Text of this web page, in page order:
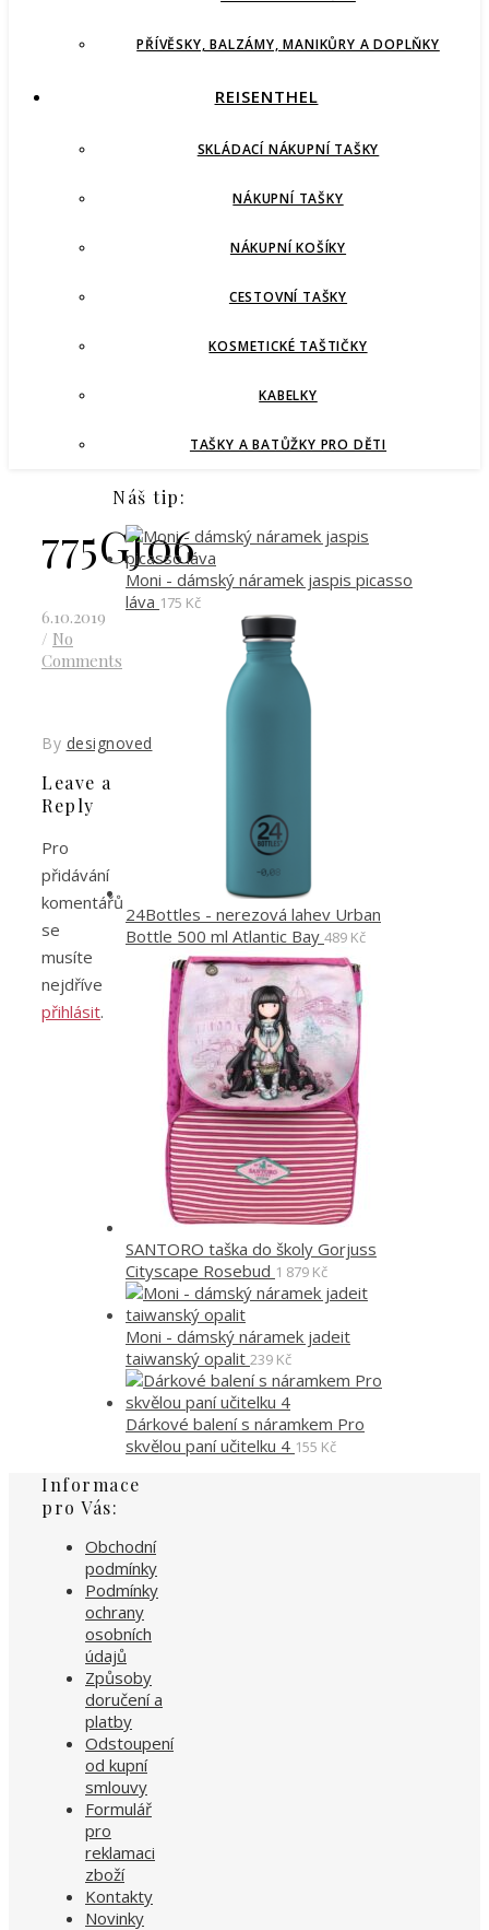
PŘÍVĚSKY, BALZÁMY, MANIKŮRY A DOPLŇKY
REISENTHEL
SKLÁDACÍ NÁKUPNÍ TAŠKY
NÁKUPNÍ TAŠKY
NÁKUPNÍ KOŠÍKY
CESTOVNÍ TAŠKY
KOSMETICKÉ TAŠTIČKY
KABELKY
TAŠKY A BATŮŽKY PRO DĚTI
775GJ06
6.10.2019
/ No
Comments
By designoved
Leave a
Reply
Pro
přidávání
komentářů
se
musíte
nejdříve
přihlásit.
Náš tip:
Moni - dámský náramek jaspis picasso
láva 175 Kč
24Bottles - nerezová lahev Urban
Bottle 500 ml Atlantic Bay 489 Kč
SANTORO taška do školy Gorjuss
Cityscape Rosebud 1 879 Kč
Moni - dámský náramek jadeit
taiwanský opalit 239 Kč
Dárkové balení s náramkem Pro
skvělou paní učitelku 4 155 Kč
Informace
pro Vás:
Obchodní
podmínky
Podmínky
ochrany
osobních
údajů
Způsoby
doručení a
platby
Odstoupení
od kupní
smlouvy
Formulář
pro
reklamaci
zboží
Kontakty
Novinky